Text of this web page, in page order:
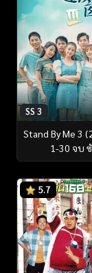
SS 3
Stand By Me 3
1-30 จบ
5.7